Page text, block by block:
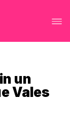
un
Vales